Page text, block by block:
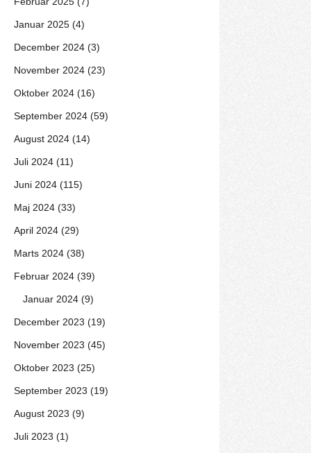
Januar 2025 (4)
December 2024 (3)
November 2024 (23)
Oktober 2024 (16)
September 2024 (59)
August 2024 (14)
Juli 2024 (11)
Juni 2024 (115)
Maj 2024 (33)
April 2024 (29)
Marts 2024 (38)
Februar 2024 (39)
Januar 2024 (9)
December 2023 (19)
November 2023 (45)
Oktober 2023 (25)
September 2023 (19)
August 2023 (9)
Juli 2023 (1)